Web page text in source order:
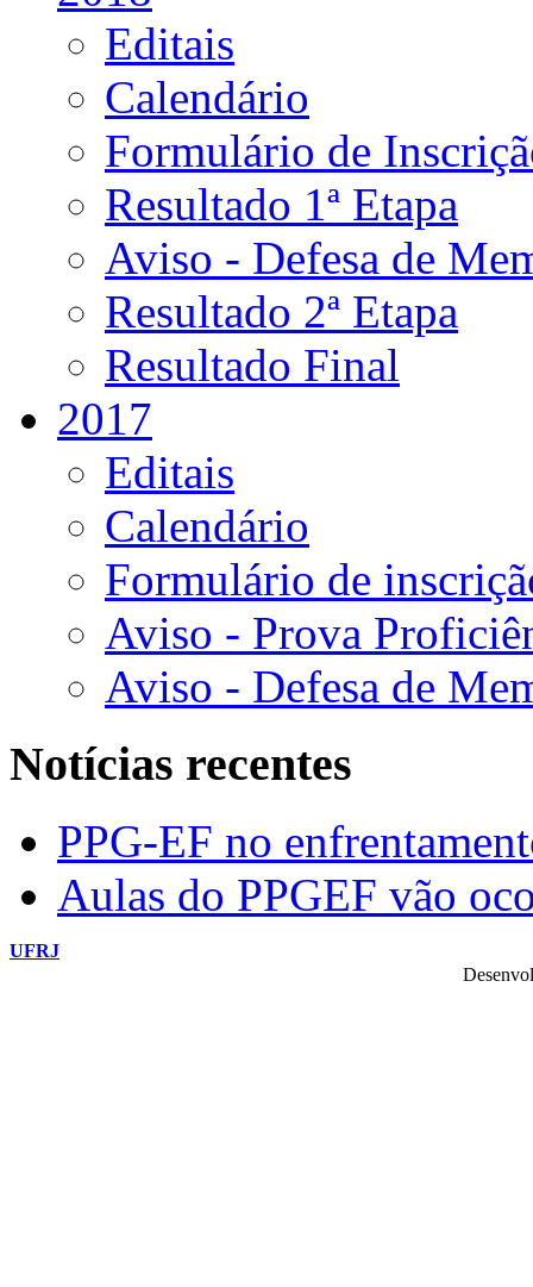
Editais
Calendário
Formulário de
Resultado 1ª Etapa
Aviso - Defesa de
Resultado 2ª Etapa
Resultado Final
2017
Editais
Calendário
Formulário de
Aviso - Prova
Aviso - Defesa de
Notícias recentes
PPG-EF no
Aulas do PPGEF vão
UFRJ